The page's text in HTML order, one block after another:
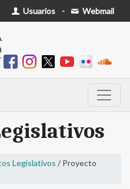
Usuarios - Webmail
Legislativos / Proyecto